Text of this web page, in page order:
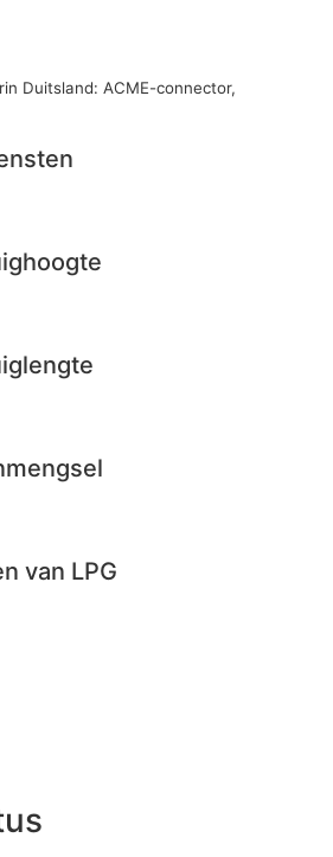
Duitsland: ACME-connector,
van LPG